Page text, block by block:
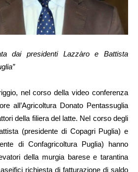
dai presidenti Lazzàro e Battista
nel corso della video conferenza
all’Agricoltura Donato Pentassuglia
della filiera del latte. Nel corso degli
(presidente di Copagri Puglia) e
di Confagricoltura Puglia) hanno
della murgia barese e tarantina
richiesta di fatturazione di saldo